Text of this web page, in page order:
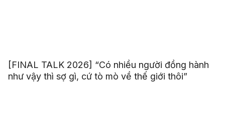
[FINAL TALK 2026] “Có nhiều người đồng hành
như vậy thì sợ gì, cứ tò mò về thế giới thôi”